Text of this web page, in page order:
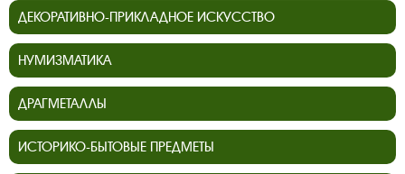
ДЕКОРАТИВНО-ПРИКЛАДНОЕ ИСКУССТВО
НУМИЗМАТИКА
ДРАГМЕТАЛЛЫ
ИСТОРИКО-БЫТОВЫЕ ПРЕДМЕТЫ